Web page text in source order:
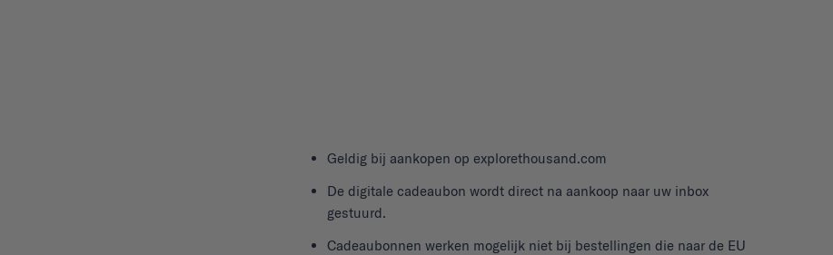
Geldig bij aankopen op explorethousand.com
De digitale cadeaubon wordt direct na aankoop naar uw inbox
gestuurd.
Cadeaubonnen werken mogelijk niet bij bestellingen die naar de EU